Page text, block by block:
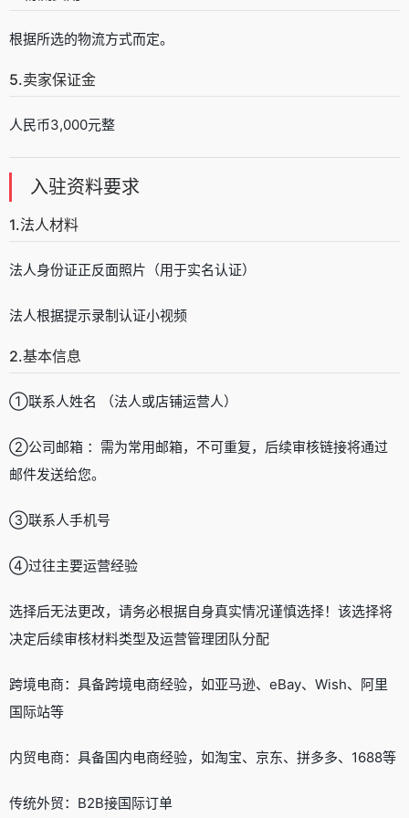
根据所选的物流方式而定。
5.卖家保证金
人民币3,000元整
入驻资料要求
1.法人材料
法人身份证正反面照片（用于实名认证）
法人根据提示录制认证小视频
2.基本信息
①联系人姓名 （法人或店铺运营人）
②公司邮箱 ：需为常用邮箱，不可重复，后续审核链接将通过
邮件发送给您。
③联系人手机号
④过往主要运营经验
选择后无法更改，请务必根据自身真实情况谨慎选择！该选择将
决定后续审核材料类型及运营管理团队分配
跨境电商：具备跨境电商经验，如亚马逊、eBay、Wish、阿里
国际站等
内贸电商：具备国内电商经验，如淘宝、京东、拼多多、1688等
传统外贸：B2B接国际订单